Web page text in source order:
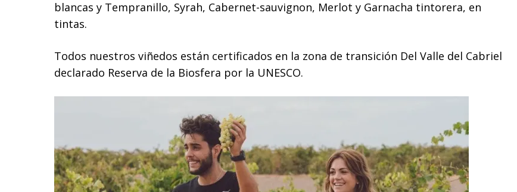
blancas y Tempranillo, Syrah, Cabernet-sauvignon, Merlot y Garnacha tintorera, en
tintas.
Todos nuestros viñedos están certificados en la zona de transición Del Valle del Cabriel
declarado Reserva de la Biosfera por la UNESCO.